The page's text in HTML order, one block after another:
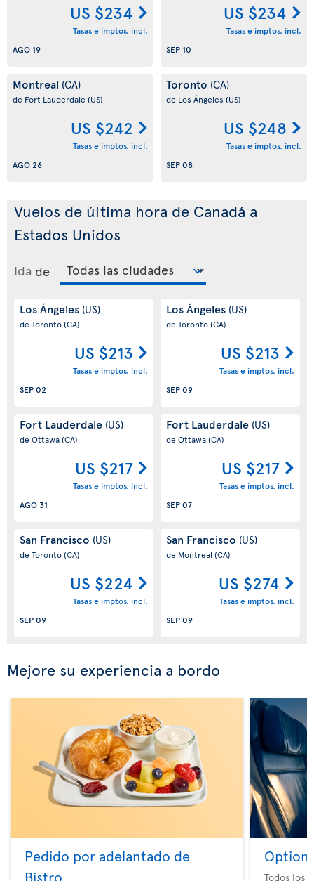
US $234
Tasas e imptos. incl.
AGO 19
US $234
Tasas e imptos. incl.
SEP 10
Montreal (CA)
de Fort Lauderdale (US)
US $242
Tasas e imptos. incl.
AGO 26
Toronto (CA)
de Los Ángeles (US)
US $248
Tasas e imptos. incl.
SEP 08
Vuelos de última hora de Canadá a
Estados Unidos
Ida de
Los Ángeles (US)
de Toronto(CA)
US $213
Tasas e imptos. incl.
SEP 02
Los Ángeles (US)
de Toronto(CA)
US $213
Tasas e imptos. incl.
SEP 09
Fort Lauderdale (US)
de Ottawa(CA)
US $217
Tasas e imptos. incl.
AGO 31
Fort Lauderdale (US)
de Ottawa(CA)
US $217
Tasas e imptos. incl.
SEP 07
San Francisco (US)
de Toronto(CA)
US $224
Tasas e imptos. incl.
SEP 09
San Francisco (US)
de Montreal(CA)
US $274
Tasas e imptos. incl.
SEP 09
Mejore su experiencia a bordo
Pedido por adelantado de
Bistro
Option
Todos los